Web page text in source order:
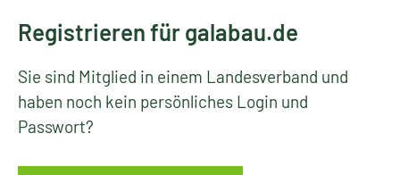
Registrieren für galabau.de
Sie sind Mitglied in einem Landesverband und
haben noch kein persönliches Login und
Passwort?